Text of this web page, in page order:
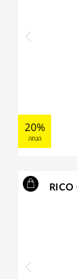
20%
הנחה